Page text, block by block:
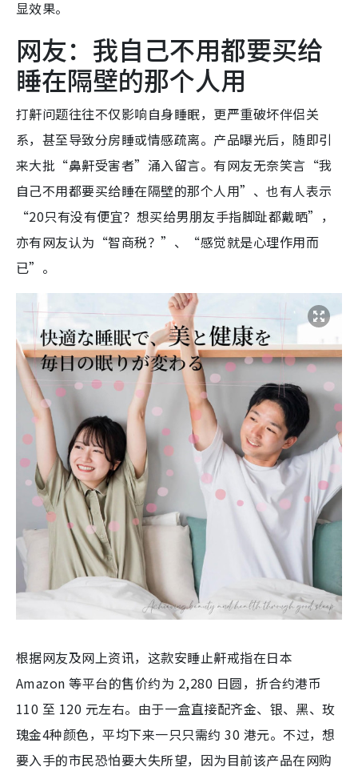
显效果。
网友：我自己不用都要买给
睡在隔壁的那个人用
打鼾问题往往不仅影响自身睡眠，更严重破坏伴侣关
系，甚至导致分房睡或情感疏离。产品曝光后，随即引
来大批“鼻鼾受害者”涌入留言。有网友无奈笑言“我
自己不用都要买给睡在隔壁的那个人用”、也有人表示
“20只有没有便宜？想买给男朋友手指脚趾都戴晒”，
亦有网友认为“智商税？”、“感觉就是心理作用而
已”。
根据网友及网上资讯，这款安睡止鼾戒指在日本
Amazon 等平台的售价约为 2,280 日圆，折合约港币
110 至 120 元左右。由于一盒直接配齐金、银、黑、玫
瑰金4种颜色，平均下来一只只需约 30 港元。不过，想
要入手的市民恐怕要大失所望，因为目前该产品在网购